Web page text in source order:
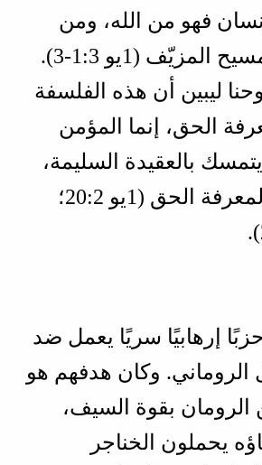
فهو من الله، ومن
المزيّف (1يو 3‏:1‏-3
).
ليبين أن هذه الفلسفة
الحق، إنما المؤمن
بالعقيدة السليمة،
الحق (
1يو 2‏:20؛
).
إرهابيًا سريًا يعمل ضد
الروماني. وكان هدفهم هو
الرومان بقوة السيف،
يحملون الخناجر